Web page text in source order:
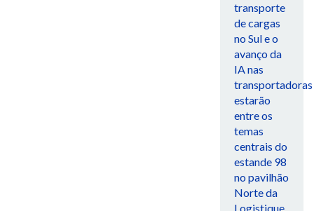
transporte
de cargas
no Sul e o
avanço da
IA nas
transportadoras
estarão
entre os
temas
centrais do
estande 98
no pavilhão
Norte da
Logistique